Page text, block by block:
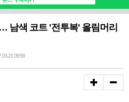
남색 코트 '전투복' 올림머리
09:58